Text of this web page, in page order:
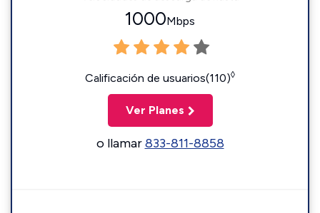
1000Mbps
Calificación de usuarios(110)◊
Ver Planes
o llamar833-811-8858